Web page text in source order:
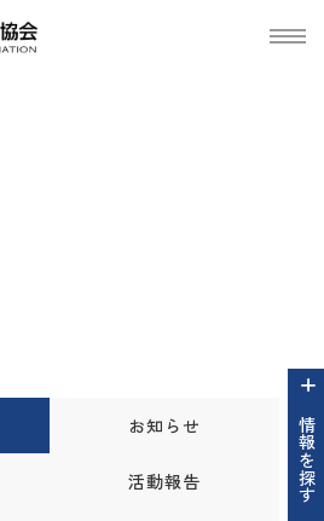
情報を探す
お知らせ
活動報告